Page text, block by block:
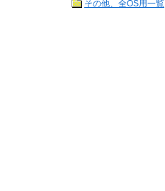
その他、全OS用一覧